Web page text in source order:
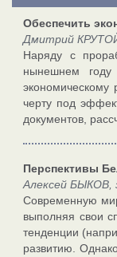
Обеспечить
Дмитрий
Наряду с
нынешнем году
черту под
документов,
Перспективы
Алексей БЫКОВ,
Современную
выполняя свои
тенденции
развитию.